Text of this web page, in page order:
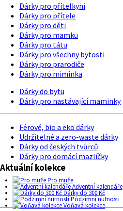
Dárky pro přítelkyni
Dárky pro přítele
Dárky pro děti
Dárky pro mamku
Dárky pro tátu
Dárky pro všechny bytosti
Dárky pro prarodiče
Dárky pro miminka
Dárky do bytu
Dárky pro nastávající maminky
Férové, bio a eko dárky
Udržitelné a zero-waste dárky
Dárky od českých tvůrců
Dárky pro domácí mazlíčky
Aktuální kolekce
Pro muže
Adventní kalendáře
Dárky do 300 Kč
Podzimní nutnosti
Voňavá kolekce